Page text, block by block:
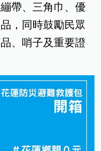
帶、三角巾、優
，同時鼓勵民眾
、哨子及重要證